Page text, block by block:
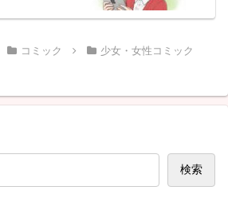
コミック 少女・女性コミック
検索